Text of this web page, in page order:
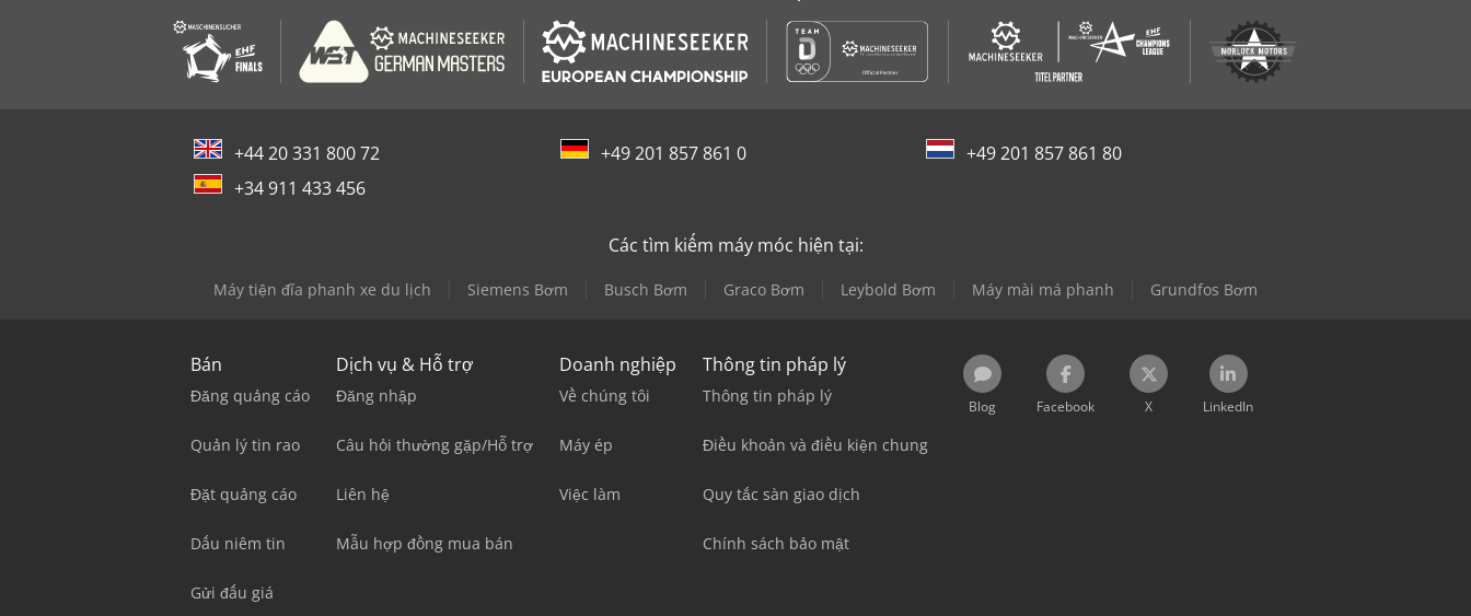
+44 20 331 800 72 +49 201 857 861 0
+49 201 857 861 80
+34 911 433 456
Các tìm kiếm máy móc hiện tại:
Máy tiện đĩa phanh xe du lịch Siemens Bơm Busch Bơm Graco Bơm Leybold Bơm Máy mài má phanh Grundfos Bơm
Bán
Đăng quảng cáo
Quản lý tin rao
Đặt quảng cáo
Dấu niêm tin
Gửi đấu giá
Dịch vụ & Hỗ trợ
Đăng nhập
Câu hỏi thường gặp/Hỗ trợ
Liên hệ
Mẫu hợp đồng mua bán
Doanh nghiệp
Về chúng tôi
Máy ép
Việc làm
Thông tin pháp lý
Thông tin pháp lý
Điều khoản và điều kiện chung
Quy tắc sàn giao dịch
Chính sách bảo mật
Blog Facebook X LinkedIn